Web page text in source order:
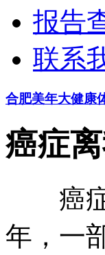
报告
联系
合肥美年大健康
癌症
癌症
年，一